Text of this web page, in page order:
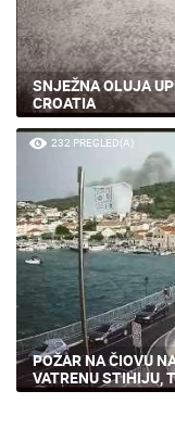
SNJEŽNA OLUJA
CROATIA
232 PREGLED(A)
POŽAR NA ČIOVU
VATRENU STIHIJU,